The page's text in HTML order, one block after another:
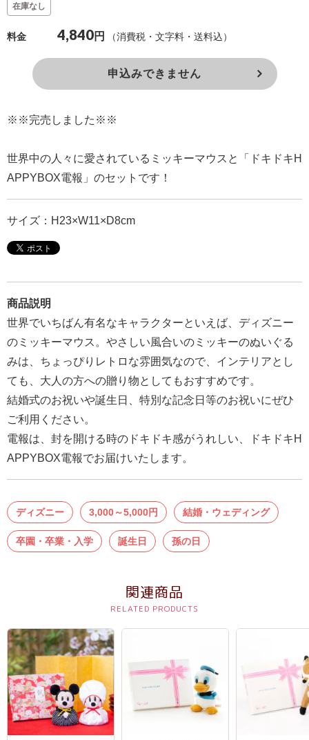
員
ご
用
ガ
イ
ド
ュ
ア
ル・
Q&A
み
ん
な
の
文
集
例
に
贈
る
電
報-
在庫なし
料金 4,840円 （消費税・文字料・送料込）
申込みできません
※※完売しました※※
世界中の人々に愛されているミッキーマウスと「ドキドキH
APPYBOX電報」のセットです！
サイズ：H23×W11×D8cm
商品説明
世界でいちばん有名なキャラクターといえば、ディズニー
のミッキーマウス。やさしい風合いのミッキーのぬいぐる
みは、ちょっぴりレトロな雰囲気なので、インテリアとし
ても、大人の方への贈り物としてもおすすめです。
結婚式のお祝いや誕生日、特別な記念日等のお祝いにぜひ
ご利用ください。
電報は、封を開ける時のドキドキ感がうれしい、ドキドキH
APPYBOX電報でお届けいたします。
ディズニー 3,000～5,000円 結婚・ウェディング
卒園・卒業・入学 誕生日 孫の日
関連商品